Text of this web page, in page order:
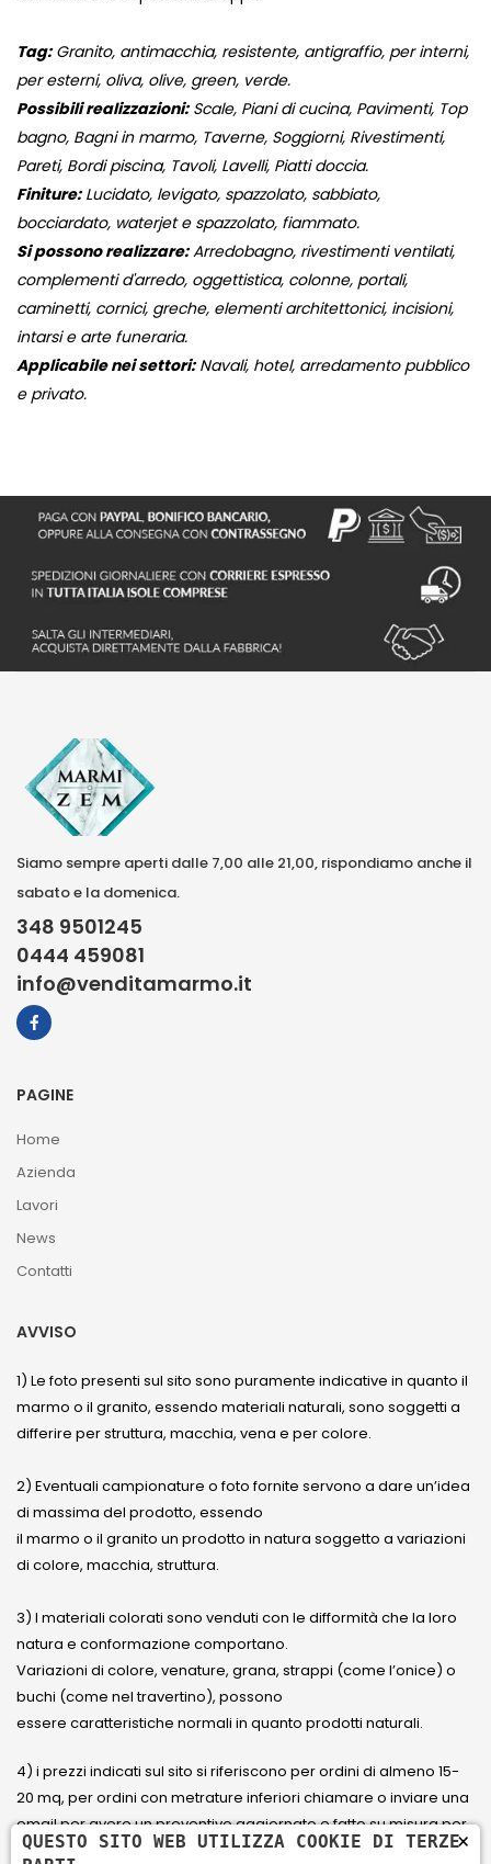
Tag:Granito, antimacchia, resistente, antigraffio, per interni,
per esterni, oliva, olive, green, verde.
Possibili realizzazioni:Scale, Piani di cucina, Pavimenti, Top
bagno, Bagni in marmo, Taverne, Soggiorni, Rivestimenti,
Pareti, Bordi piscina, Tavoli, Lavelli, Piatti doccia.
Finiture:Lucidato, levigato, spazzolato, sabbiato,
bocciardato, waterjet e spazzolato, fiammato.
Si possono realizzare:Arredobagno, rivestimenti ventilati,
complementi d'arredo, oggettistica, colonne, portali,
caminetti, cornici, greche, elementi architettonici, incisioni,
intarsi e arte funeraria.
Applicabile nei settori:Navali, hotel, arredamento pubblico
e privato.
Siamo sempre aperti dalle 7,00 alle 21,00, rispondiamo anche il
sabato e la domenica.
348 9501245
0444 459081
info@venditamarmo.it
PAGINE
Home
Azienda
Lavori
News
Contatti
AVVISO
1) Le foto presenti sul sito sono puramente indicative in quanto il
marmo o il granito, essendo materiali naturali, sono soggetti a
differire per struttura, macchia, vena e per colore.
2) Eventuali campionature o foto fornite servono a dare un’idea
di massima del prodotto, essendo
il marmo o il granito un prodotto in natura soggetto a variazioni
di colore, macchia, struttura.
3) I materiali colorati sono venduti con le difformità che la loro
natura e conformazione comportano.
Variazioni di colore, venature, grana, strappi (come l’onice) o
buchi (come nel travertino), possono
essere caratteristiche normali in quanto prodotti naturali.
4) i prezzi indicati sul sito si riferiscono per ordini di almeno 15-
20 mq, per ordini con metrature inferiori chiamare o inviare una
email per avere un preventivo aggiornato e fatto su misura per
il cliente.
×
QUESTO SITO WEB UTILIZZA COOKIE DI TERZE